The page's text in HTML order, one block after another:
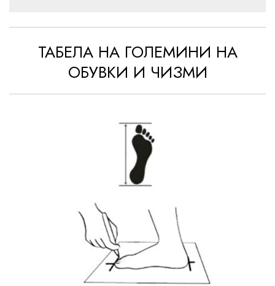
ТАБЕЛА НА ГОЛЕМИНИ НА
ОБУВКИ И ЧИЗМИ